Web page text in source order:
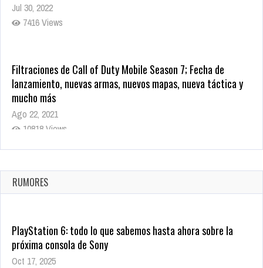
Jul 30, 2022
7416 Views
Filtraciones de Call of Duty Mobile Season 7; Fecha de
lanzamiento, nuevas armas, nuevos mapas, nueva táctica y
mucho más
Ago 22, 2021
10818 Views
La configuración de Call of Duty 2021 aparentemente ya fue
Ago 8, 2021
10003 Views
RUMORES
PlayStation 6: todo lo que sabemos hasta ahora sobre la
próxima consola de Sony
Oct 17, 2025